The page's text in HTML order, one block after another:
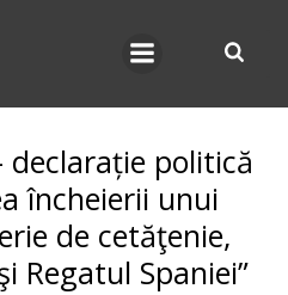
declarație politică
încheierii unui
de cetăţenie,
Regatul Spaniei”